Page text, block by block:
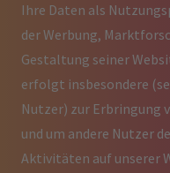
Ihre Daten als
der Werbung,
Gestaltung seiner
erfolgt insbesondere
Nutzer) zur Erbringung
und um andere Nutzer
Aktivitäten auf unserer